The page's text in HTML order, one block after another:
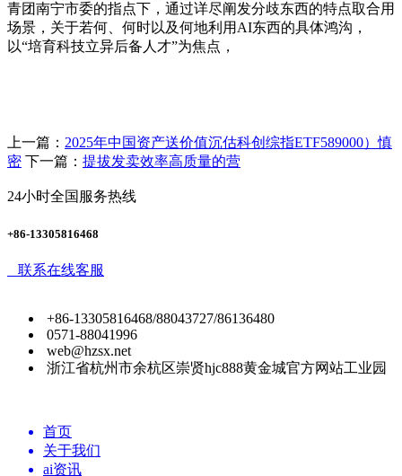
青团南宁市委的指点下，通过详尽阐发分歧东西的特点取合用
场景，关于若何、何时以及何地利用AI东西的具体鸿沟，
以“培育科技立异后备人才”为焦点，
上一篇： 2025年中国资产送价值沉估科创综指ETF589000）慎
密 下一篇： 提拔发卖效率高质量的营
24小时全国服务热线
+86-13305816468
联系在线客服
+86-13305816468/88043727/86136480
0571-88041996
web@hzsx.net
浙江省杭州市余杭区崇贤hjc888黄金城官方网站工业园
首页
关于我们
ai资讯